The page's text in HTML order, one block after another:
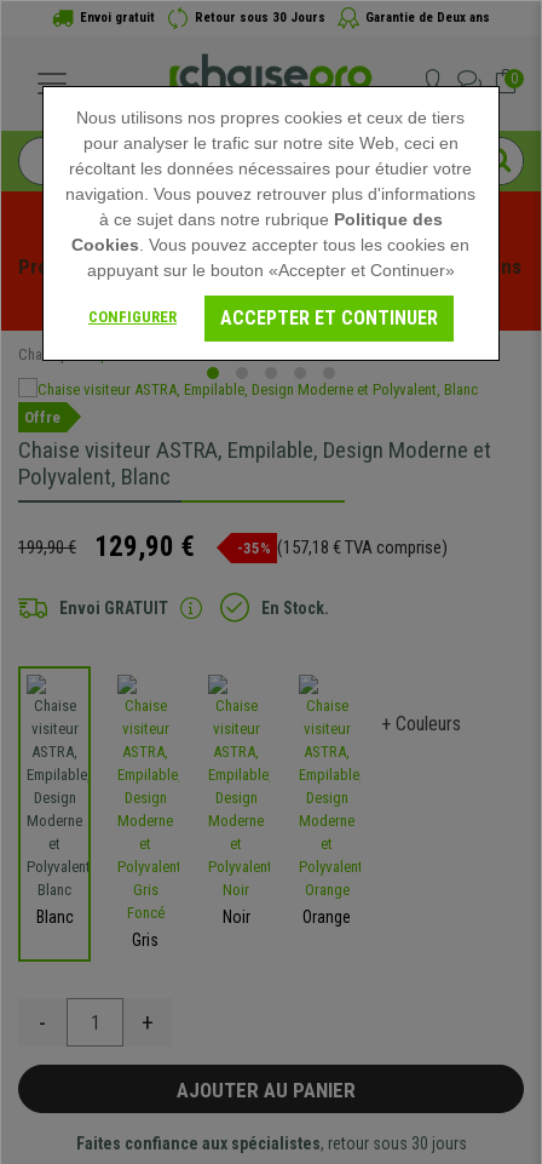
Envoi gratuit Retour sous 30 Jours Garantie de Deux ans
0
Profitez des soldes d'été chez Chaisepro ! Des réductions
exclusives pour une durée limitée - Voir l'offre
Chaisepro
Offre
Chaise visiteur ASTRA, Empilable, Design Moderne et
Polyvalent, Blanc
199,90 € 129,90 € -35% (157,18 € TVA comprise)
Envoi GRATUIT En Stock.
Blanc
Gris
Noir Orange
+ Couleurs
- +
AJOUTER AU PANIER
Faites confiance aux spécialistes, retour sous 30 jours
Nous utilisons nos propres cookies et ceux de tiers
pour analyser le trafic sur notre site Web, ceci en
récoltant les données nécessaires pour étudier votre
navigation. Vous pouvez retrouver plus d'informations
à ce sujet dans notre rubrique Politique des
Cookies . Vous pouvez accepter tous les cookies en
appuyant sur le bouton «Accepter et Continuer»
CONFIGURER ACCEPTER ET CONTINUER